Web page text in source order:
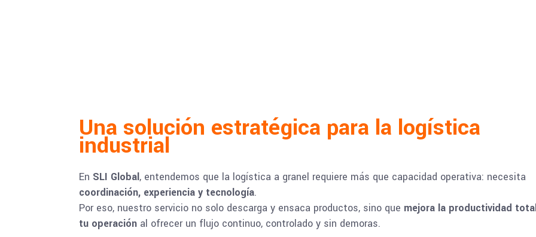
Una solución estratégica para la logística
industrial
En SLI Global, entendemos que la logística a granel requiere más que capacidad operativa: necesita
coordinación, experiencia y tecnología.
Por eso, nuestro servicio no solo descarga y ensaca productos, sino que mejora la productividad
tu operación al ofrecer un flujo continuo, controlado y sin demoras.